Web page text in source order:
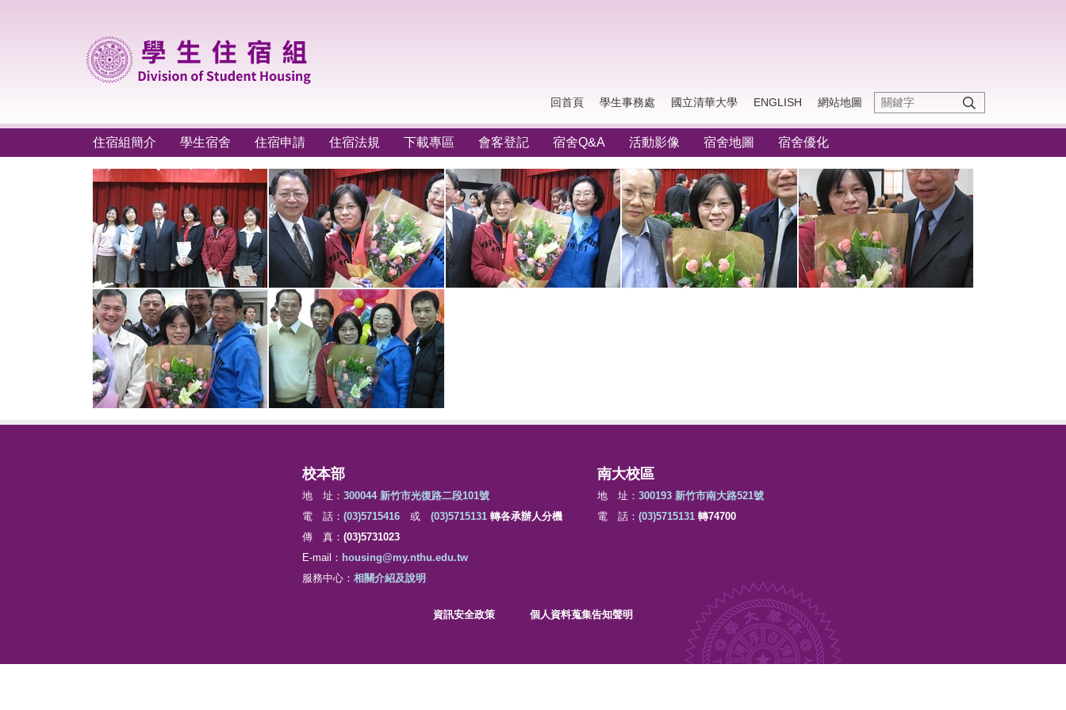
回首頁 學生事務處 國立清華大學 ENGLISH 網站地圖
住宿組簡介 學生宿舍 住宿申請 住宿法規 下載專區 會客登記 宿舍Q&A 活動影像 宿舍地圖 宿舍優化
校本部
地 址： 300044 新竹市光復路二段101號
電 話： (03)5715416 或 (03)5715131 轉各承辦人分機
傳 真： (03)5731023
E-mail： housing@my.nthu.edu.tw
服務中心： 相關介紹及說明
南大校區
地 址： 300193 新竹市南大路521號
電 話： (03)5715131 轉74700
資訊安全政策 個人資料蒐集告知聲明